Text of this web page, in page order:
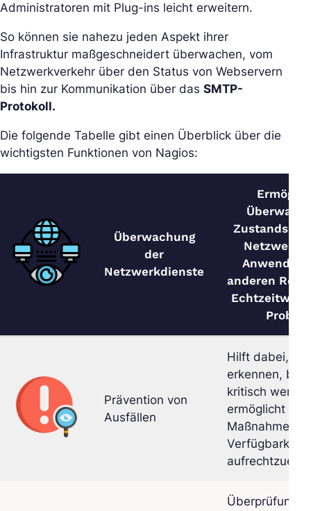
Administratoren mit Plug-ins leicht erweitern.
So können sie nahezu jeden Aspekt ihrer
Infrastruktur maßgeschneidert überwachen, vom
Netzwerkverkehr über den Status von Webservern
bis hin zur Kommunikation über das SMTP-
Protokoll.
Die folgende Tabelle gibt einen Überblick über die
wichtigsten Funktionen von Nagios:
Überwachung
der
Netzwerkdienste
Zustands
anderen
Prävention von
Ausfällen
Hilft dabei,
erkennen,
kritisch
ermöglicht
Maßnahmen,
Verfügbarkeit